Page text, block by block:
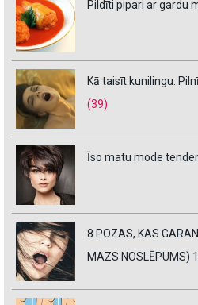
Pildīti pipari ar gardu
Kā taisīt kunilingu.
(39)
Īso matu mode
8 POZAS, KAS
MAZS NOSLĒPUMS)